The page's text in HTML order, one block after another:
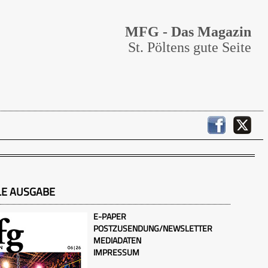
MFG - Das Magazin
St. Pöltens gute Seite
AUSGABE
E-PAPER
POSTZUSENDUNG/NEWSLETTER
MEDIADATEN
IMPRESSUM